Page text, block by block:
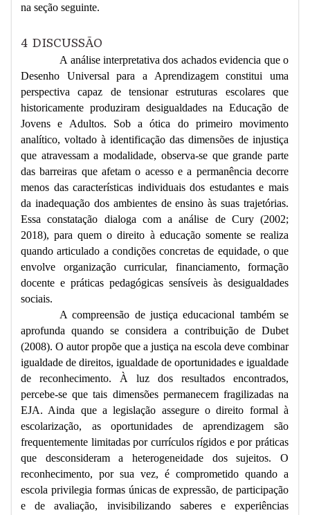
na seção seguinte.
4 DISCUSSÃO
A análise interpretativa dos achados evidencia que o
Desenho Universal para a Aprendizagem constitui uma
perspectiva capaz de tensionar estruturas escolares que
historicamente produziram desigualdades na Educação de
Jovens e Adultos. Sob a ótica do primeiro movimento
analítico, voltado à identificação das dimensões de injustiça
que atravessam a modalidade, observa-se que grande parte
das barreiras que afetam o acesso e a permanência decorre
menos das características individuais dos estudantes e mais
da inadequação dos ambientes de ensino às suas trajetórias.
Essa constatação dialoga com a análise de Cury (2002;
2018), para quem o direito à educação somente se realiza
quando articulado a condições concretas de equidade, o que
envolve organização curricular, financiamento, formação
docente e práticas pedagógicas sensíveis às desigualdades
sociais.
A compreensão de justiça educacional também se
aprofunda quando se considera a contribuição de Dubet
(2008). O autor propõe que a justiça na escola deve combinar
igualdade de direitos, igualdade de oportunidades e igualdade
de reconhecimento. À luz dos resultados encontrados,
percebe-se que tais dimensões permanecem fragilizadas na
EJA. Ainda que a legislação assegure o direito formal à
escolarização, as oportunidades de aprendizagem são
frequentemente limitadas por currículos rígidos e por práticas
que desconsideram a heterogeneidade dos sujeitos. O
reconhecimento, por sua vez, é comprometido quando a
escola privilegia formas únicas de expressão, de participação
e de avaliação, invisibilizando saberes e experiências